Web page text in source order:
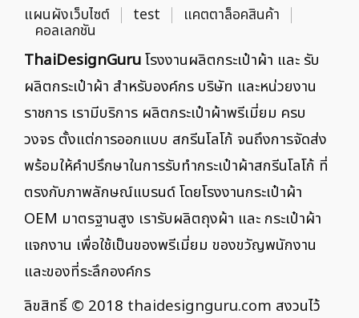
แผนผังเว็บไซต์ test แคตตาล็อคสินค้า
คอลเลกชัน
ThaiDesignGuruโรงงานผลิตกระเป๋าผ้า และ รับ
ผลิตกระเป๋าผ้า สำหรับองค์กร บริษัท และหน่วยงาน
ราชการ เรามีบริการ ผลิตกระเป๋าผ้าพรีเมี่ยม ครบ
วงจร ตั้งแต่การออกแบบ สกรีนโลโก้ จนถึงการจัดส่ง
พร้อมให้คำปรึกษาในการรับทำกระเป๋าผ้าสกรีนโลโก้ ที่
ตรงกับภาพลักษณ์แบรนด์ โดยโรงงานกระเป๋าผ้า
OEM มาตรฐานสูง เรารับผลิตถุงผ้า และ กระเป๋าผ้า
แจกงาน เพื่อใช้เป็นของพรีเมี่ยม ของขวัญพนักงาน
และของที่ระลึกองค์กร
ลิขสิทธิ์ © 2018 thaidesignguru.com สงวนไว้